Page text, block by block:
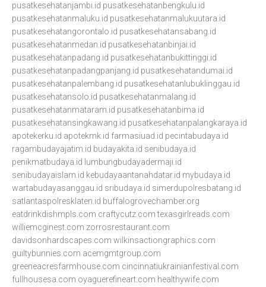
pusatkesehatanjambi.id pusatkesehatanbengkulu.id
pusatkesehatanmaluku.id pusatkesehatanmalukuutara.id
pusatkesehatangorontalo.id pusatkesehatansabang.id
pusatkesehatanmedan.id pusatkesehatanbinjai.id
pusatkesehatanpadang.id pusatkesehatanbukittinggi.id
pusatkesehatanpadangpanjang.id pusatkesehatandumai.id
pusatkesehatanpalembang.id pusatkesehatanlubuklinggau.id
pusatkesehatansolo.id pusatkesehatanmalang.id
pusatkesehatanmataram.id pusatkesehatanbima.id
pusatkesehatansingkawang.id pusatkesehatanpalangkaraya.id
apotekerku.id apotekmk.id farmasiuad.id pecintabudaya.id
ragambudayajatim.id budayakita.id senibudaya.id
penikmatbudaya.id lumbungbudayadermaji.id
senibudayaislam.id kebudayaantanahdatar.id mybudaya.id
wartabudayasanggau.id sribudaya.id simerdupolresbatang.id
satlantaspolresklaten.id buffalogrovechamber.org
eatdrinkdishmpls.com craftycutz.com texasgirlreads.com
williemcginest.com zorrosrestaurant.com
davidsonhardscapes.com wilkinsactiongraphics.com
guiltybunnies.com acemgmtgroup.com
greeneacresfarmhouse.com cincinnatiukrainianfestival.com
fullhousesa.com oyaguerefineart.com healthywife.com